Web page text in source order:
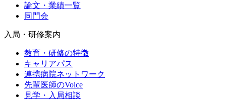
論文・業績一覧
同門会
入局・研修案内
教育・研修の特徴
キャリアパス
連携病院ネットワーク
先輩医師のVoice
見学・入局相談